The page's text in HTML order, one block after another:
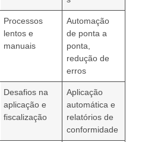
Processos
lentos e
manuais
Automação
de ponta a
ponta,
redução de
erros
Desafios na
aplicação e
fiscalização
Aplicação
automática e
relatórios de
conformidade